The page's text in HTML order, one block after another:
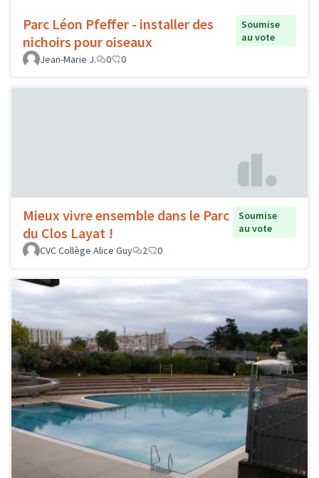
Parc Léon Pfeffer - installer des
nichoirs pour oiseaux
Soumise
au vote
Jean-Marie J.
0 0
Mieux vivre ensemble dans le Parc
du Clos Layat !
Soumise
au vote
CVC Collège Alice Guy
2 0